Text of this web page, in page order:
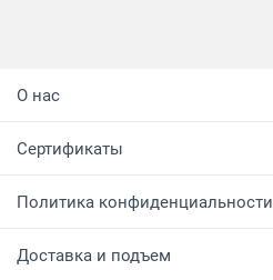
О нас
Сертификаты
Политика конфиденциальности
Доставка и подъем